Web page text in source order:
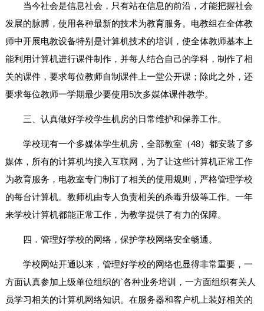
当今社会是信息社会，只有站在信息的前沿，才能把握社会
发展的脉膊，使用各种最新的技术为教育服务。电教组在全体教
师中开展电教设备特别是计算机技术的培训，使全体教师基本上
能利用计算机进行课件制作，并每人结合自己的学科，制作了相
关的课件，要求每位教师自制课件上一堂公开课；除此之外，还
要求每位教师一学期最少要使用5次多媒体课件教学。
三、认真做好学校学生机房的日常维护和保养工作。
学校现有一个多媒体学生机房，全部教室（48）都安装了多
媒体，所有的计算机均接入互联网，为了让这些计算机正常工作
为教育服务，电教室专门制订了相关的使用规则，严格管理学校
的每台计算机。教师机由专人负责相关的杀毒升级等工作。一年
来学校计算机都能正常工作，为教学提供了有力的保障。
四．管理好学校的网络，保护学校网络安全畅通。
学校网站开通以来，管理好学校的网络也显得非常重要，一
方面认真参加上级单位组织的`各种业务培训，一方面组织有关人
员学习相关的计算机网络知识。在服务器和客户机上装好相关的